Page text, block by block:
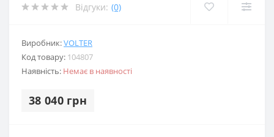
Відгуки: (0)
Виробник:VOLTER
Код товару: 104807
Наявність: Немає в наявності
38 040 грн